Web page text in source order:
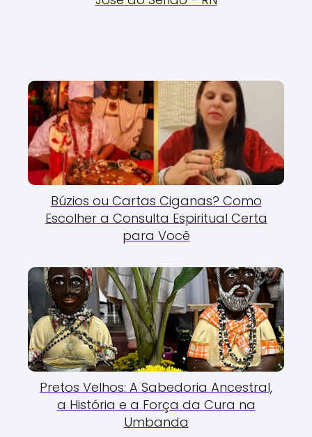
Búzios ou Cartas Ciganas? Como
Escolher a Consulta Espiritual Certa
para Você
Pretos Velhos: A Sabedoria Ancestral,
a História e a Força da Cura na
Umbanda